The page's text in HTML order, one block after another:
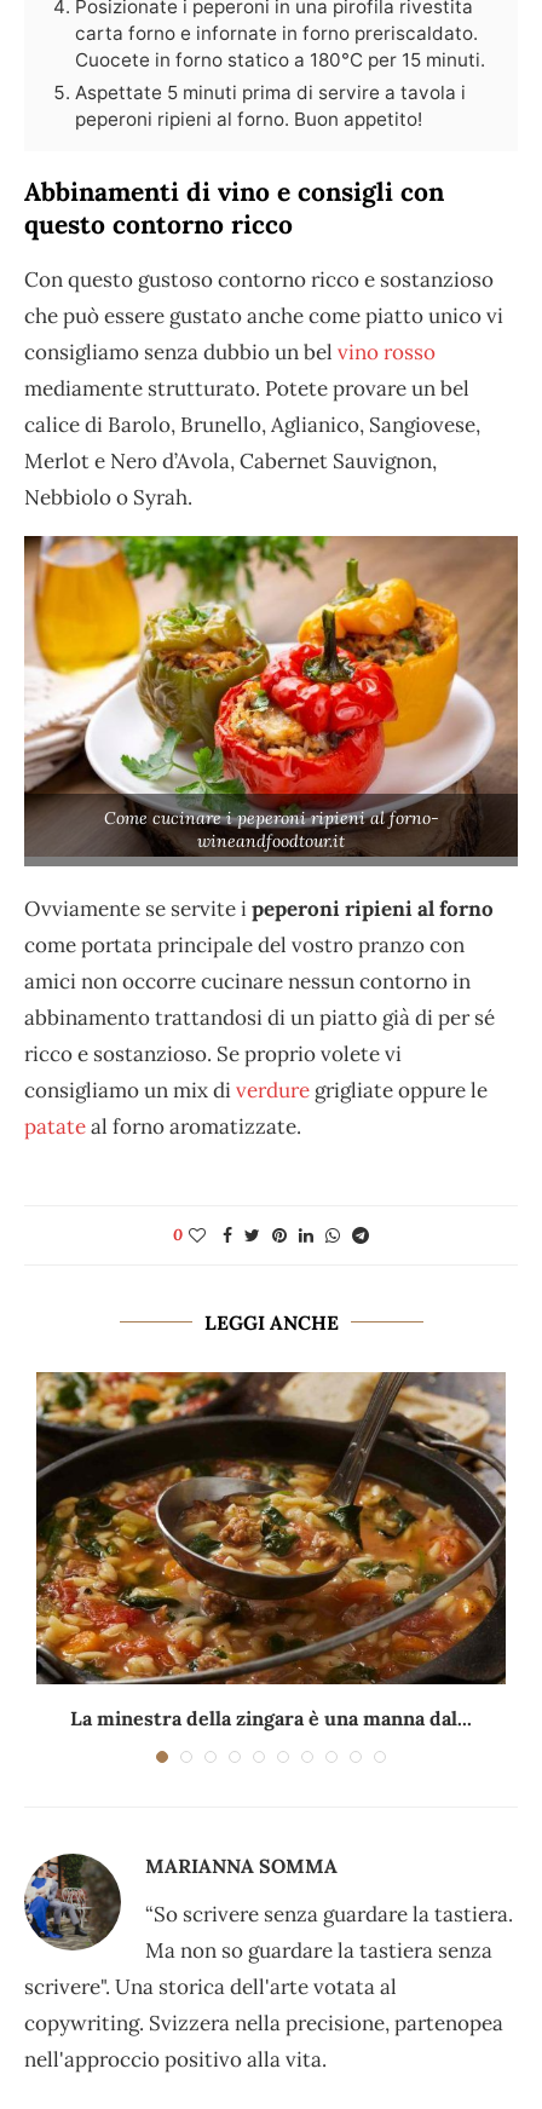
Posizionate i peperoni in una pirofila rivestita
carta forno e infornate in forno preriscaldato.
Cuocete in forno statico a 180°C per 15 minuti.
Aspettate 5 minuti prima di servire a tavola i
peperoni ripieni al forno. Buon appetito!
Abbinamenti di vino e consigli con
questo contorno ricco
Con questo gustoso contorno ricco e sostanzioso
che può essere gustato anche come piatto unico vi
consigliamo senza dubbio un bel vino rosso
mediamente strutturato. Potete provare un bel
calice di Barolo, Brunello, Aglianico, Sangiovese,
Merlot e Nero d’Avola, Cabernet Sauvignon,
Nebbiolo o Syrah.
Come cucinare i peperoni ripieni al forno-
wineandfoodtour.it
Ovviamente se servite ipeperoni ripieni al forno
come portata principale del vostro pranzo con
amici non occorre cucinare nessun contorno in
abbinamento trattandosi di un piatto già di per sé
ricco e sostanzioso. Se proprio volete vi
consigliamo un mix diverdure grigliate oppure le
patateal forno aromatizzate.
0
LEGGI ANCHE
La minestra della zingara è una manna dal...
MARIANNA SOMMA
“So scrivere senza guardare la tastiera.
Ma non so guardare la tastiera senza
scrivere". Una storica dell'arte votata al
copywriting. Svizzera nella precisione, partenopea
nell'approccio positivo alla vita.